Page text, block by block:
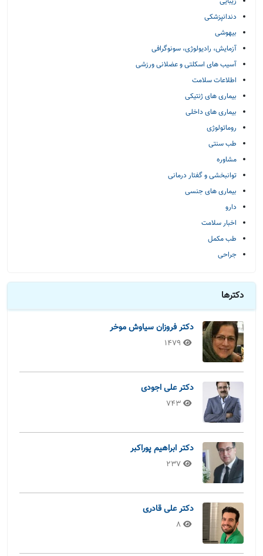
دندانپزشکی
بیهوشی
آزمایش، رادیولوژی، سونوگرافی
آسیب های اسکلتی و عضلانی ورزشی
اطلاعات سلامت
بیماری های ژنتیکی
بیماری های داخلی
روماتولوژی
طب سنتی
مشاوره
توانبخشی و گفتار درمانی
بیماری های جنسی
دارو
اخبار سلامت
طب مکمل
جراحی
دکترها
دکتر فروزان سیاوش موخر
1479
دکتر علی اجودی
743
دکتر ابراهیم پوراکبر
237
دکتر علی قادری
8